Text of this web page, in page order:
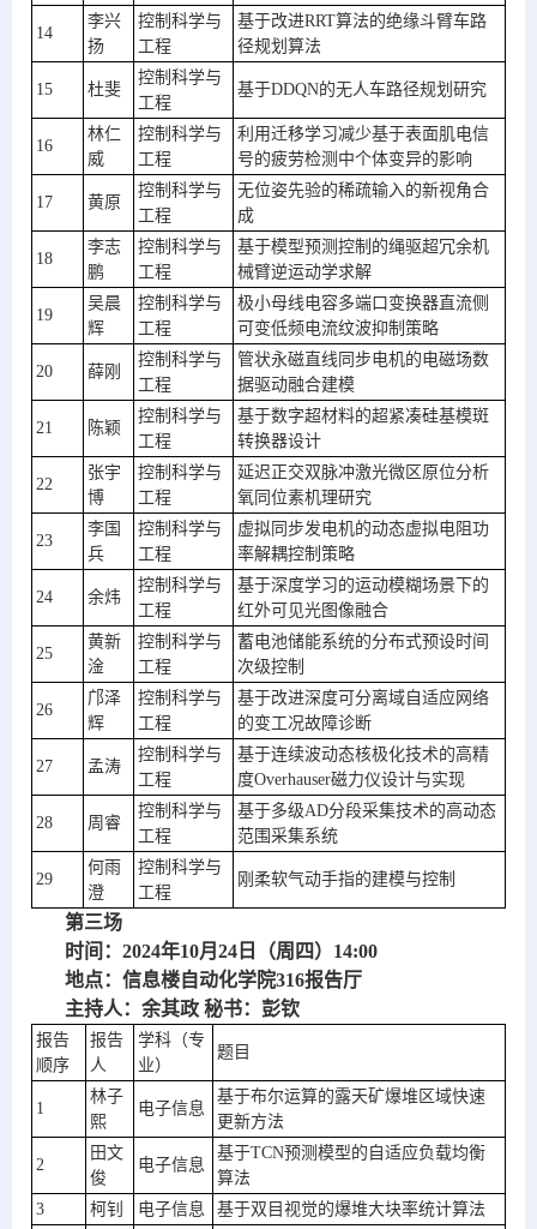
14
李兴
扬
控制科学与
工程
基于改进RRT算法的绝缘斗臂车路
径规划算法
15 杜斐
控制科学与
工程
基于DDQN的无人车路径规划研究
16
林仁
威
控制科学与
工程
利用迁移学习减少基于表面肌电信
号的疲劳检测中个体变异的影响
17 黄原
控制科学与
工程
无位姿先验的稀疏输入的新视角合
成
18
李志
鹏
控制科学与
工程
基于模型预测控制的绳驱超冗余机
械臂逆运动学求解
19
吴晨
辉
控制科学与
工程
极小母线电容多端口变换器直流侧
可变低频电流纹波抑制策略
20 薛刚
控制科学与
工程
管状永磁直线同步电机的电磁场数
据驱动融合建模
21 陈颖
控制科学与
工程
基于数字超材料的超紧凑硅基模斑
转换器设计
22
张宇
博
控制科学与
工程
延迟正交双脉冲激光微区原位分析
氧同位素机理研究
23
李国
兵
控制科学与
工程
虚拟同步发电机的动态虚拟电阻功
率解耦控制策略
24 余炜
控制科学与
工程
基于深度学习的运动模糊场景下的
红外可见光图像融合
25
黄新
淦
控制科学与
工程
蓄电池储能系统的分布式预设时间
次级控制
26
邝泽
辉
控制科学与
工程
基于改进深度可分离域自适应网络
的变工况故障诊断
27 孟涛
控制科学与
工程
基于连续波动态核极化技术的高精
度Overhauser磁力仪设计与实现
28 周睿
控制科学与
工程
基于多级AD分段采集技术的高动态
范围采集系统
29
何雨
澄
控制科学与
工程
刚柔软气动手指的建模与控制
第三场
时间：2024年10月24日（周四）14:00
地点：信息楼自动化学院316报告厅
主持人：余其政 秘书：彭钦
报告
顺序
报告
人
学科（专
业）
题目
1
林子
熙
电子信息
基于布尔运算的露天矿爆堆区域快速
更新方法
2
田文
俊
电子信息
基于TCN预测模型的自适应负载均衡
算法
3
柯钊 电子信息 基于双目视觉的爆堆大块率统计算法